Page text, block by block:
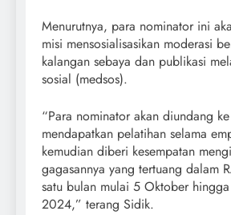
Menurutnya, para nominator ini
misi mensosialisasikan moderasi
kalangan sebaya dan publikasi
sosial (medsos).
“Para nominator akan diundang
mendapatkan pelatihan selama
kemudian diberi kesempatan
gagasannya yang tertuang dalam
satu bulan mulai 5 Oktober
2024,” terang Sidik.